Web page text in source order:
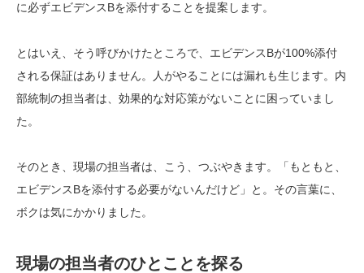
に必ずエビデンスBを添付することを提案します。
とはいえ、そう呼びかけたところで、エビデンスBが100%添付
される保証はありません。人がやることには漏れも生じます。内
部統制の担当者は、効果的な対応策がないことに困っていまし
た。
そのとき、現場の担当者は、こう、つぶやきます。「もともと、
エビデンスBを添付する必要がないんだけど」と。その言葉に、
ボクは気にかかりました。
現場の担当者のひとことを探る